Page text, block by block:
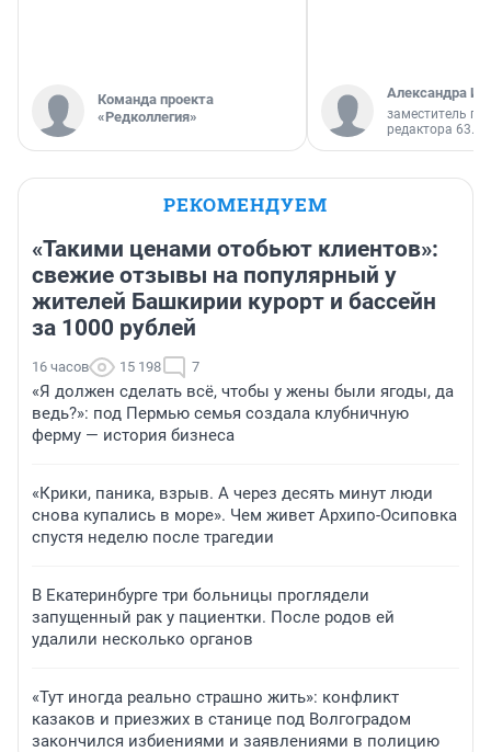
Команда проекта
«Редколлегия»
Александра
заместитель
редактора 63.RU
РЕКОМЕНДУЕМ
«Такими ценами отобьют клиентов»:
свежие отзывы на популярный у
жителей Башкирии курорт и бассейн
за 1000 рублей
16 часов 15 198 7
«Я должен сделать всё, чтобы у жены были ягоды, да
ведь?»: под Пермью семья создала клубничную
ферму — история бизнеса
«Крики, паника, взрыв. А через десять минут люди
снова купались в море». Чем живет Архипо-Осиповка
спустя неделю после трагедии
В Екатеринбурге три больницы проглядели
запущенный рак у пациентки. После родов ей
удалили несколько органов
«Тут иногда реально страшно жить»: конфликт
казаков и приезжих в станице под Волгоградом
закончился избиениями и заявлениями в полицию